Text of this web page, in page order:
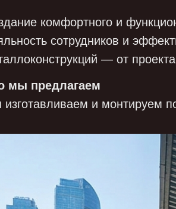
комфортного и
сотрудников и
— от
мы предлагаем
и монтируем